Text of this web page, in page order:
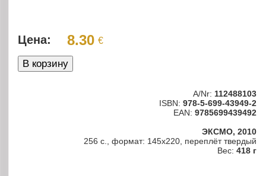
Цена: 8.30 €
A/Nr: 112488103
ISBN: 978-5-699-43949-2
EAN: 9785699439492
ЭКСМО, 2010
256 с., формат: 145х220, переплёт твердый
Вес: 418 г